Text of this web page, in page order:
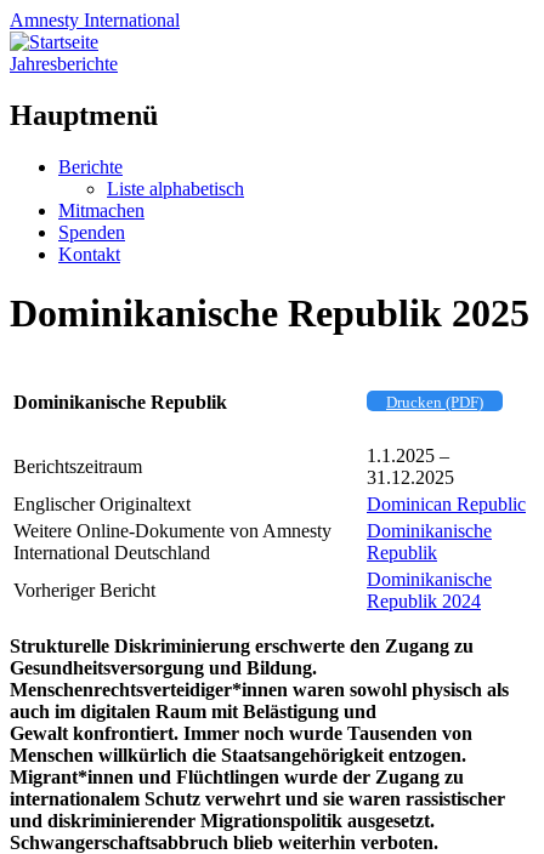
Amnesty International
Jahresberichte
Hauptmenü
Zum
springen
Berichte
Liste alphabetisch
Mitmachen
Spenden
Kontakt
Dominikanische Republik 2025
Dominikanische Republik Drucken (PDF)
Berichtszeitraum
1.1.2025 –
31.12.2025
Englischer Originaltext
Dominican Republic
Weitere Online-Dokumente von Amnesty
International Deutschland
Dominikanische
Republik
Vorheriger Bericht
Dominikanische
Republik 2024
Strukturelle Diskriminierung erschwerte den Zugang zu
Gesundheitsversorgung und Bildung.
Menschenrechtsverteidiger*innen waren sowohl physisch als
auch im digitalen Raum mit Belästigung und
Gewalt konfrontiert. Immer noch wurde Tausenden von
Menschen willkürlich die Staatsangehörigkeit entzogen.
Migrant*innen und Flüchtlingen wurde der Zugang zu
internationalem Schutz verwehrt und sie waren rassistischer
und diskriminierender Migrationspolitik ausgesetzt.
Schwangerschaftsabbruch blieb weiterhin verboten.